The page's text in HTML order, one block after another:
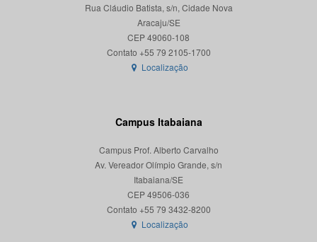
Rua Cláudio Batista, s/n, Cidade Nova
Aracaju/SE
CEP 49060-108
Localização
Campus Itabaiana
Campus Prof. Alberto Carvalho
Av. Vereador Olímpio Grande, s/n
Itabaiana/SE
CEP 49506-036
Localização